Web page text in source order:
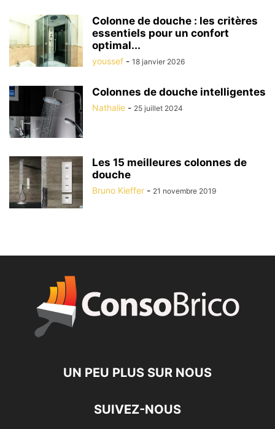
Colonne de douche : les critères
essentiels pour un confort
optimal...
youssef - 18 janvier 2026
Colonnes de douche intelligentes
Nathalie - 25 juillet 2024
Les 15 meilleures colonnes de
douche
Bruno Kieffer - 21 novembre 2019
UN PEU PLUS SUR NOUS
SUIVEZ-NOUS